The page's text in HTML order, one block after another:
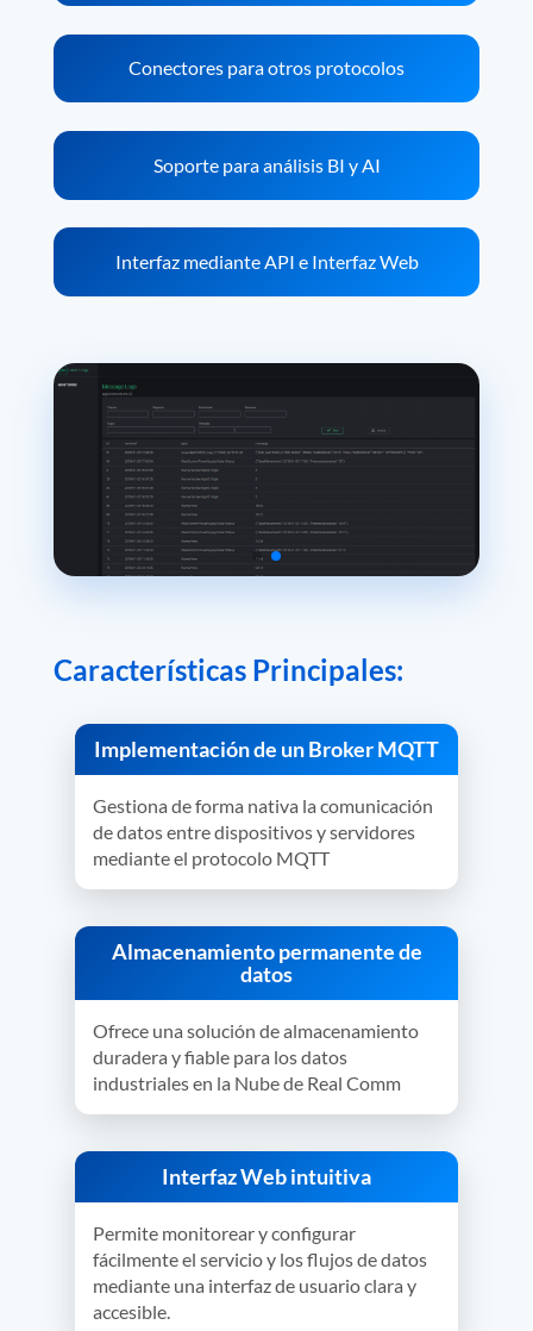
Conectores para otros protocolos
Soporte para análisis BI y AI
Interfaz mediante API e Interfaz Web
Características Principales:
Implementación de un Broker MQTT
Gestiona de forma nativa la comunicación
de datos entre dispositivos y servidores
mediante el protocolo MQTT
Almacenamiento permanente de
datos
Ofrece una solución de almacenamiento
duradera y fiable para los datos
industriales en la Nube de Real Comm
Interfaz Web intuitiva
Permite monitorear y configurar
fácilmente el servicio y los flujos de datos
mediante una interfaz de usuario clara y
accesible.